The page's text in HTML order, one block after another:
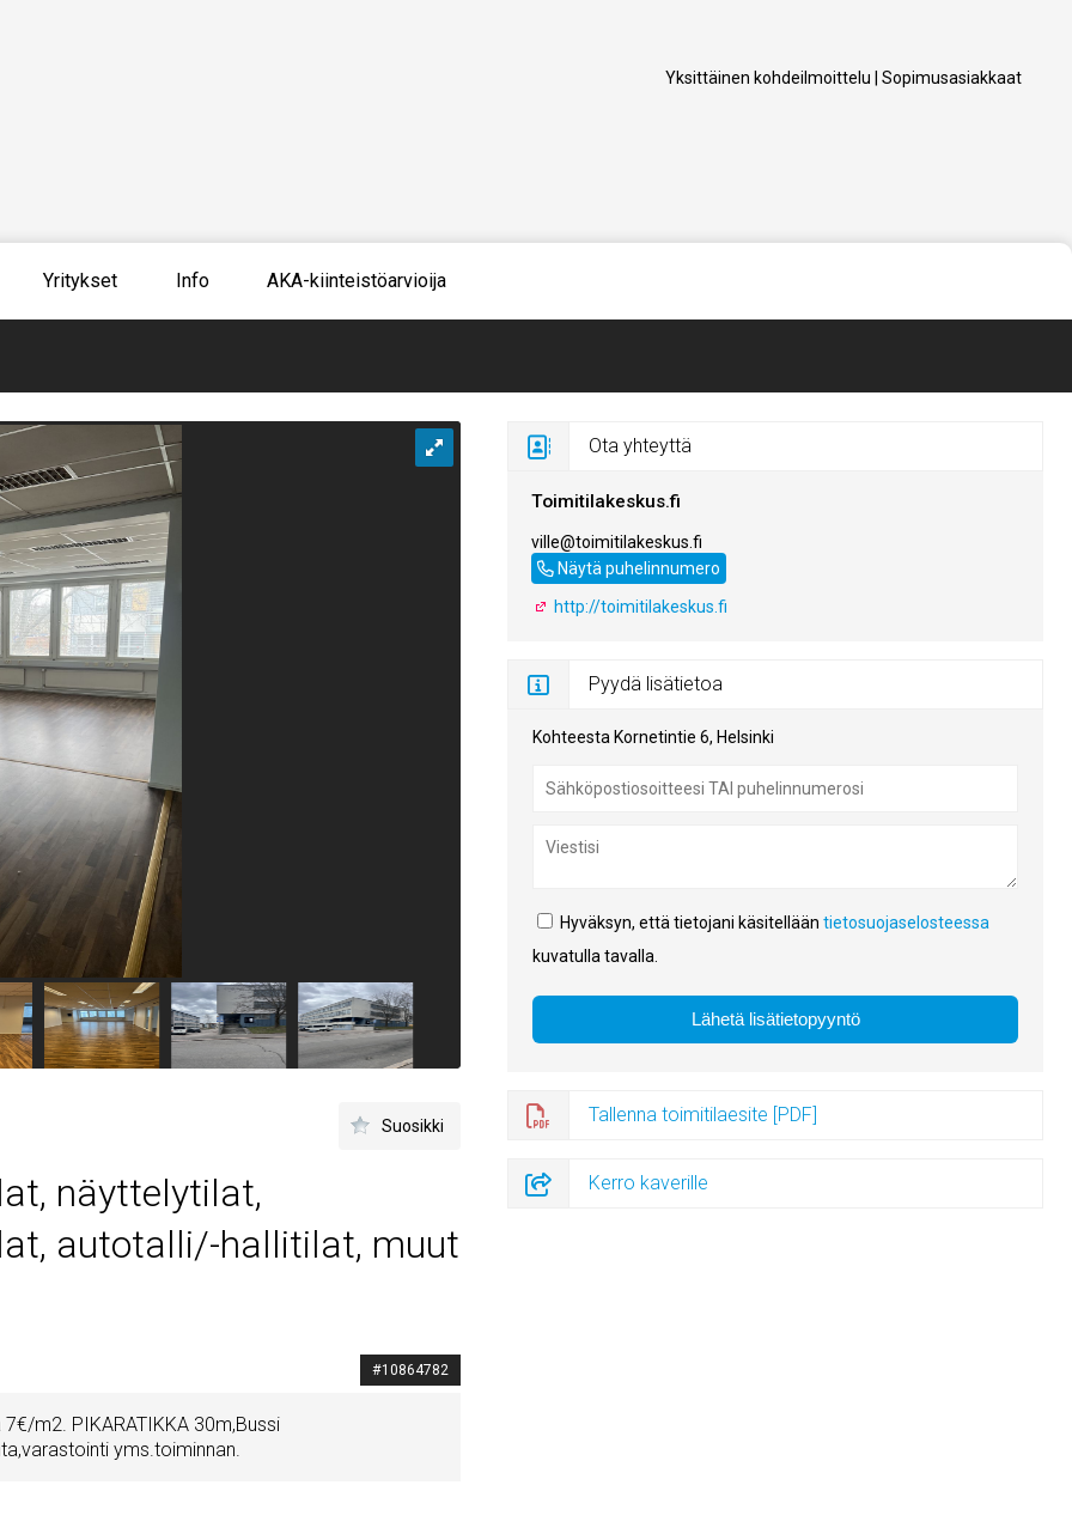
Yksittäinen kohdeilmoittelu Sopimusasiakkaat
Yritykset Info AKA-kiinteistöarvioija
Suosikki
näyttelytilat,
autotalli/-hallitilat, muut
#10864782
m2. PIKARATIKKA 30m,Bussi
yms.toiminnan.
Ota yhteyttä
Toimitilakeskus.fi
ville@toimitilakeskus.fi
Näytä puhelinnumero
0408592044
http://toimitilakeskus.fi
Pyydä lisätietoa
Kohteesta Kornetintie 6, Helsinki
Hyväksyn, että tietojani käsitellääntietosuojaselosteessa
kuvatulla tavalla.
Tallenna toimitilaesite [PDF]
Kerro kaverille